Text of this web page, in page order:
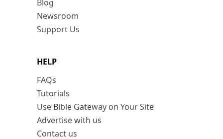
Blog
Newsroom
Support Us
HELP
FAQs
Tutorials
Use Bible Gateway on Your Site
Advertise with us
Contact us